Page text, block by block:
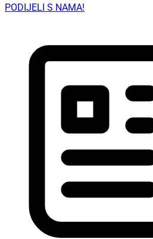
PODIJELI S NAMA!